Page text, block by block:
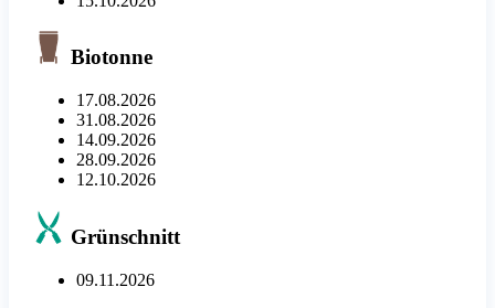
Biotonne
17.08.2026
31.08.2026
14.09.2026
28.09.2026
12.10.2026
Grünschnitt
09.11.2026